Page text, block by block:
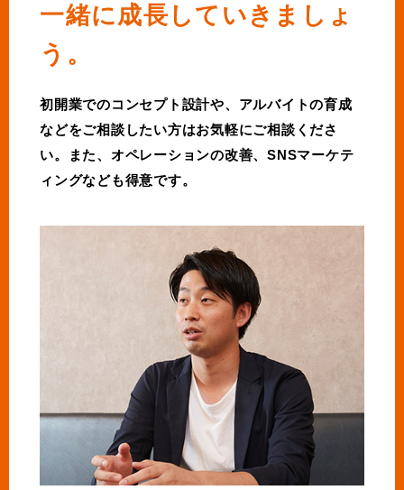
一緒に成長していきましょ
う。
初開業でのコンセプト設計や、アルバイトの育成
などをご相談したい方はお気軽にご相談くださ
い。また、オペレーションの改善、SNSマーケテ
ィングなども得意です。